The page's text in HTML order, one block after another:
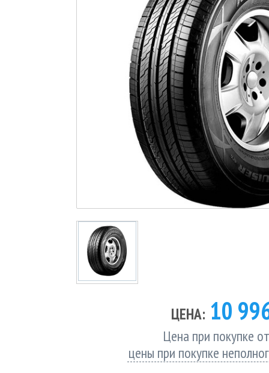
ЦЕНА: 10
Цена при покупке
цены при покупке